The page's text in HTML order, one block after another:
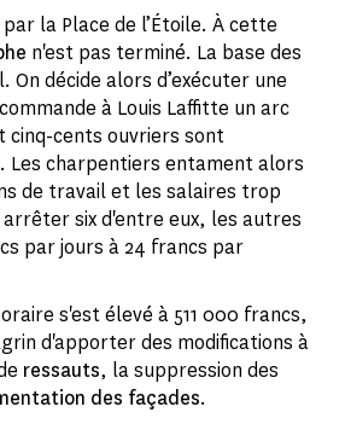
la Place de l’Étoile. À cette
n'est pas terminé. La base des
décide alors d’exécuter une
à Louis Laffitte un arc
cinq-cents ouvriers sont
Les charpentiers entament alors
de travail et les salaires trop
six d'entre eux, les autres
par jours à 24 francs par
s'est élevé à 511 000 francs,
d'apporter des modifications à
ressauts, la suppression des
des façades.